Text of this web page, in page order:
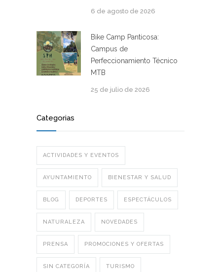
6 de agosto de 2026
Bike Camp Panticosa:
Campus de
Perfeccionamiento Técnico
MTB
25 de julio de 2026
Categorias
ACTIVIDADES Y EVENTOS
AYUNTAMIENTO BIENESTAR Y SALUD
BLOG DEPORTES ESPECTÁCULOS
NATURALEZA NOVEDADES
PRENSA PROMOCIONES Y OFERTAS
SIN CATEGORÍA TURISMO